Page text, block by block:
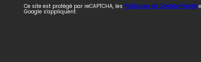
Ce site est protégé par reCAPTCHA, les Politiques de Confidentialité
Google s'appliquent.